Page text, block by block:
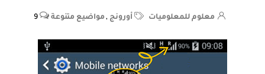
معلوم للمعلوميات أورونج , مواضيع متنوعة